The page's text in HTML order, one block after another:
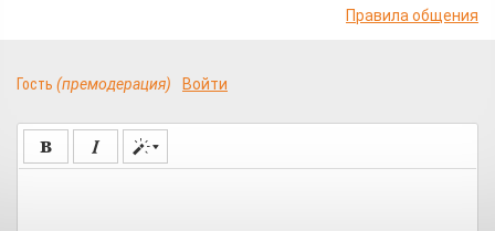
Правила общения
Гость (премодерация) Войти